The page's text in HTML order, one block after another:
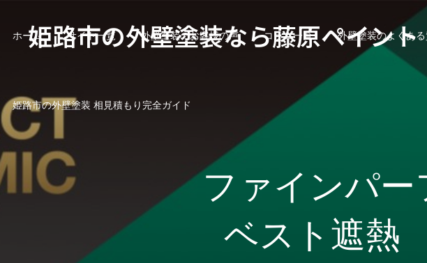
姫路市の外壁塗装なら藤原ペイント
ホーム サイト一覧 外壁塗装のお客様の声 コラム一覧 外壁塗装のよくある
姫路市の外壁塗装 相見積もり完全ガイド
ファインパ
ベスト遮熱